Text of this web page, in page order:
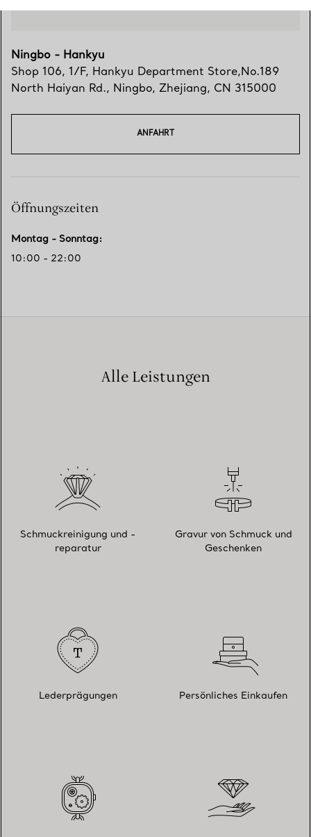
Ningbo - Hankyu
Shop 106, 1/F, Hankyu Department Store,No.189
North Haiyan Rd., Ningbo, Zhejiang, CN 315000
ANFAHRT
Öffnungszeiten
Montag - Sonntag:
10:00 - 22:00
Alle Leistungen
Schmuckreinigung und -
reparatur
Gravur von Schmuck und
Geschenken
Lederprägungen Persönliches Einkaufen